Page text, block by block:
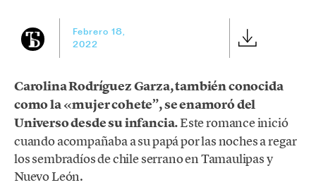
Febrero 18,
2022
Carolina Rodríguez Garza, también conocida
como la «mujer cohete”, se enamoró del
Universo desde su infancia.Este romance inició
cuando acompañaba a su papá por las noches a regar
los sembradíos de chile serrano en Tamaulipas y
Nuevo León.